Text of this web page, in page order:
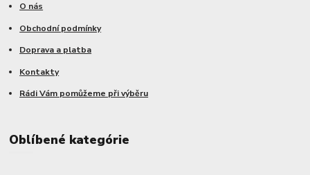
O nás
Obchodní podmínky
Doprava a platba
Kontakty
Rádi Vám pomůžeme při výběru
Oblíbené kategórie